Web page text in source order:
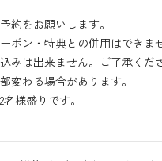
約をお願いします。
ポン・特典との併用はできま
は出来ません。ご了承くだ
変わる場合があります。
様盛りです。